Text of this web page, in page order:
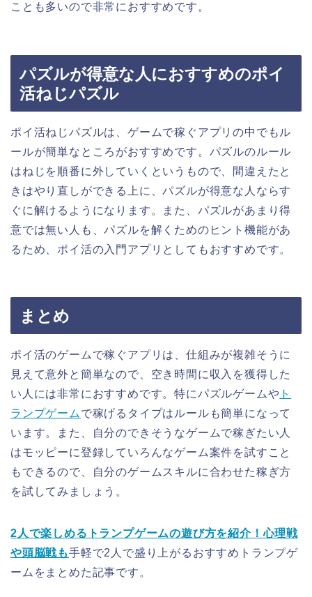
ことも多いので非常におすすめです。
パズルが得意な人におすすめのポイ
活ねじパズル
ポイ活ねじパズルは、ゲームで稼ぐアプリの中でもル
ールが簡単なところがおすすめです。パズルのルール
はねじを順番に外していくというもので、間違えたと
きはやり直しができる上に、パズルが得意な人ならす
ぐに解けるようになります。また、パズルがあまり得
意では無い人も、パズルを解くためのヒント機能があ
るため、ポイ活の入門アプリとしてもおすすめです。
まとめ
ポイ活のゲームで稼ぐアプリは、仕組みが複雑そうに
見えて意外と簡単なので、空き時間に収入を獲得した
い人には非常におすすめです。特にパズルゲームや ト
ランプゲーム で稼げるタイプはルールも簡単になって
います。また、自分のできそうなゲームで稼ぎたい人
はモッピーに登録していろんなゲーム案件を試すこと
もできるので、自分のゲームスキルに合わせた稼ぎ方
を試してみましょう。
2人で楽しめるトランプゲームの遊び方を紹介！心理戦
や頭脳戦も手軽で2人で盛り上がるおすすめトランプゲ
ームをまとめた記事です。